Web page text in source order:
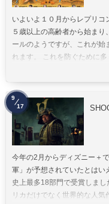
いよいよ１０月からレプリコ
５歳以上の高齢者から始まり
ールのようですが、これが始
れます。 これを防ぐために多
今年の2月からディズニー＋
軍」が予想されていたとはい
史上最多18部門で受賞しま
リカだけでなく世界的な人気
9
17